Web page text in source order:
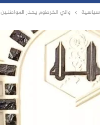
سياسية والي الخرطوم يحذر المواطنين